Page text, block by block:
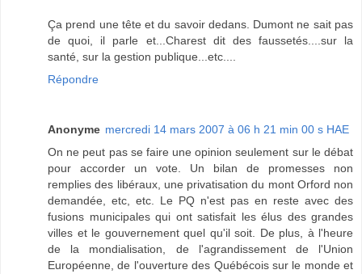
Ça prend une tête et du savoir dedans. Dumont ne sait pas
de quoi, il parle et...Charest dit des faussetés....sur la
santé, sur la gestion publique...etc....
Répondre
Anonyme mercredi 14 mars 2007 à 06 h 21 min 00 s HAE
On ne peut pas se faire une opinion seulement sur le débat
pour accorder un vote. Un bilan de promesses non
remplies des libéraux, une privatisation du mont Orford non
demandée, etc, etc. Le PQ n'est pas en reste avec des
fusions municipales qui ont satisfait les élus des grandes
villes et le gouvernement quel qu'il soit. De plus, à l'heure
de la mondialisation, de l'agrandissement de l'Union
Européenne, de l'ouverture des Québécois sur le monde et